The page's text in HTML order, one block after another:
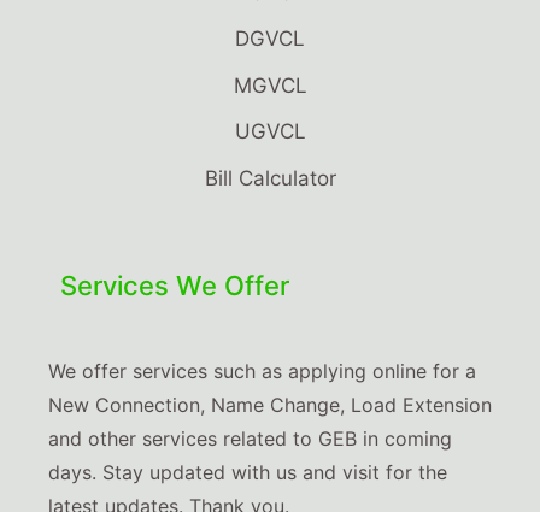
DGVCL
MGVCL
UGVCL
Bill Calculator
Services We Offer
We offer services such as applying online for a
New Connection, Name Change, Load Extension
and other services related to GEB in coming
days. Stay updated with us and visit for the
latest updates. Thank you.